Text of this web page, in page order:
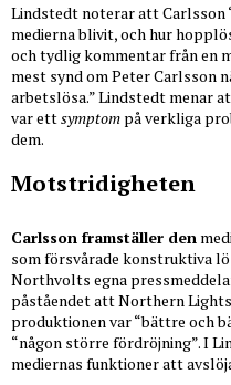
Lindstedt noterar att Carlsson
medierna blivit, och hur
och tydlig kommentar från en
mest synd om Peter Carlsson
arbetslösa.” Lindstedt menar
var ettsymptom på verkliga
dem.
Motstridigheten
Carlsson framställer den
som försvårade konstruktiva
Northvolts egna
påståendet att Northern
produktionen var “bättre och
“någon större fördröjning”. I
mediernas funktioner att